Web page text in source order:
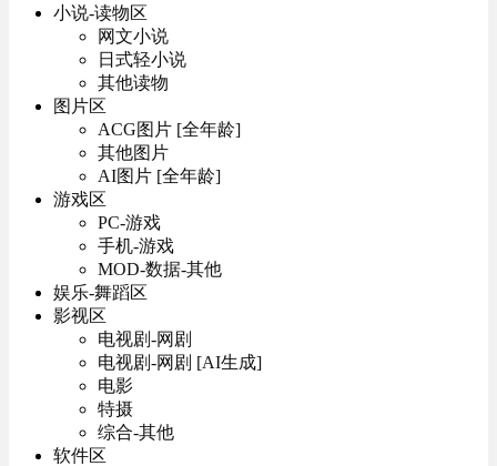
小说-读物区
网文小说
日式轻小说
其他读物
图片区
ACG图片 [全年龄]
其他图片
AI图片 [全年龄]
游戏区
PC-游戏
手机-游戏
MOD-数据-其他
娱乐-舞蹈区
影视区
电视剧-网剧
电视剧-网剧 [AI生成]
电影
特摄
综合-其他
软件区